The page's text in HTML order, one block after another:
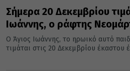
Σήμερα 20 Δεκεμβρίου
Ιωάννης, ο ράφτης
Ο Άγιος Ιωάννης, το ηρωικό αυτό
τιμάται στις 20 Δεκεμβρίου έκαστου